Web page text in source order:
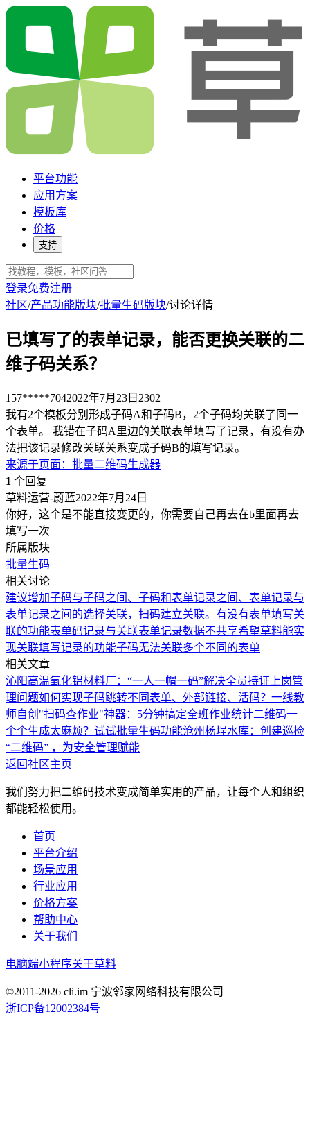
平台功能
应用方案
模板库
价格
支持
登录免费注册
社区/产品功能版块/批量生码版块/讨论详情
已填写了的表单记录，能否更换关联的二
维子码关系？
157*****7042022年7月23日 2302
我有2个模板分别形成子码A和子码B，2个子码均关联了同一
个表单。 我错在子码A里边的关联表单填写了记录，有没有办
法把该记录修改关联关系变成子码B的填写记录。
来源于页面 ： 批量二维码生成器
1 个回复
草料运营-蔚蓝2022年7月24日
你好，这个是不能直接变更的，你需要自己再去在b里面再去
填写一次
所属版块
批量生码
相关讨论
建议增加子码与子码之间、子码和表单记录之间、表单记录与
表单记录之间的选择关联，扫码建立关联。 有没有表单填写关
联的功能表单码记录与关联表单记录数据不共享希望草料能实
现关联填写记录的功能子码无法关联多个不同的表单
相关文章
沁阳高温氧化铝材料厂：“一人一帽一码”解决全员持证上岗管
理问题如何实现子码跳转不同表单、外部链接、活码？ 一线教
师自创"扫码查作业"神器：5分钟搞定全班作业统计二维码一
个个生成太麻烦？试试批量生码功能沧州杨埕水库：创建巡检
“二维码” ，为安全管理赋能
返回社区主页
我们努力把二维码技术变成简单实用的产品，让每个人和组织
都能轻松使用。
首页
平台介绍
场景应用
行业应用
价格方案
帮助中心
关于我们
电脑端小程序关于草料
©2011-2026 cli.im 宁波邻家网络科技有限公司
浙ICP备12002384号